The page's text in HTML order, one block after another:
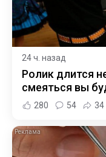
24 ч. назад
Ролик длится
смеяться вы
280 54 34